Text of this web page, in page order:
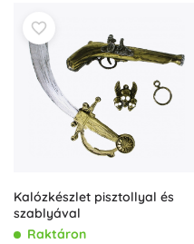
Kalózkészlet pisztollyal és
szablyával
Raktáron